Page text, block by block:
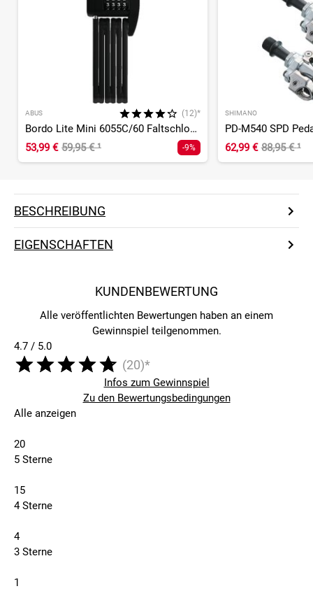
ABUS (12)*
Bordo Lite Mini 6055C/60 Faltschloss
53,99 € 59,95 €¹ -9%
SHIMANO
PD-M540 SPD
62,99 € 88,95 €¹
BESCHREIBUNG
EIGENSCHAFTEN
KUNDENBEWERTUNG
Alle veröffentlichten Bewertungen haben an einem
Gewinnspiel teilgenommen.
4.7 / 5.0
(20)*
Infos zum Gewinnspiel
Zu den Bewertungsbedingungen
Alle anzeigen
20
5 Sterne
15
4 Sterne
4
3 Sterne
1